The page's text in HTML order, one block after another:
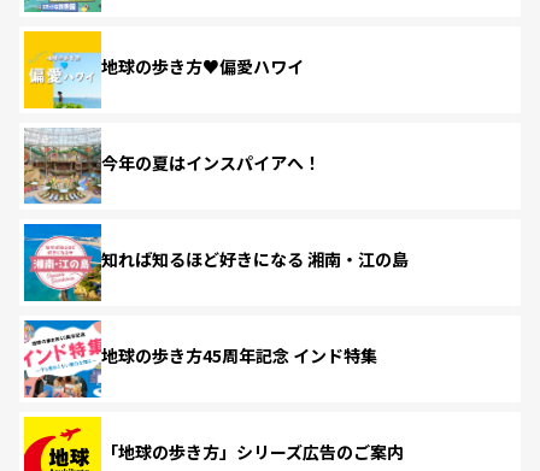
地球の歩き方♥偏愛ハワイ
今年の夏はインスパイアへ！
知れば知るほど好きになる 湘南・江の島
地球の歩き方45周年記念 インド特集
「地球の歩き方」シリーズ広告のご案内